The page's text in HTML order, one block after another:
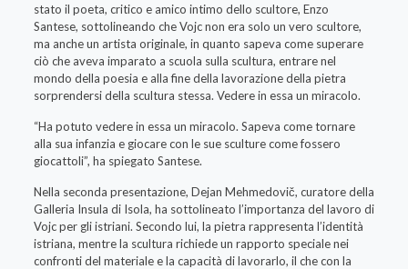
stato il poeta, critico e amico intimo dello scultore, Enzo
Santese, sottolineando che Vojc non era solo un vero scultore,
ma anche un artista originale, in quanto sapeva come superare
ciò che aveva imparato a scuola sulla scultura, entrare nel
mondo della poesia e alla fine della lavorazione della pietra
sorprendersi della scultura stessa. Vedere in essa un miracolo.
“Ha potuto vedere in essa un miracolo. Sapeva come tornare
alla sua infanzia e giocare con le sue sculture come fossero
giocattoli”, ha spiegato Santese.
Nella seconda presentazione, Dejan Mehmedovič, curatore della
Galleria Insula di Isola, ha sottolineato l’importanza del lavoro di
Vojc per gli istriani. Secondo lui, la pietra rappresenta l’identità
istriana, mentre la scultura richiede un rapporto speciale nei
confronti del materiale e la capacità di lavorarlo, il che con la